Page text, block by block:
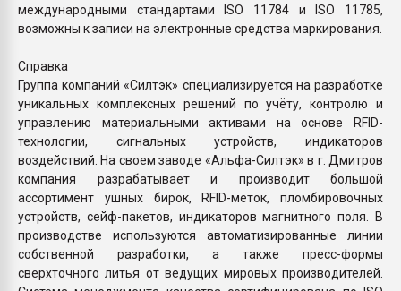
международными стандартами ISO 11784 и ISO 11785,
возможны к записи на электронные средства маркирования.
Справка
Группа компаний «Силтэк» специализируется на разработке
уникальных комплексных решений по учёту, контролю и
управлению материальными активами на основе RFID-
технологии, сигнальных устройств, индикаторов
воздействий. На своем заводе «Альфа-Силтэк» в г. Дмитров
компания разрабатывает и производит большой
ассортимент ушных бирок, RFID-меток, пломбировочных
устройств, сейф-пакетов, индикаторов магнитного поля. В
производстве используются автоматизированные линии
собственной разработки, а также пресс-формы
сверхточного литья от ведущих мировых производителей.